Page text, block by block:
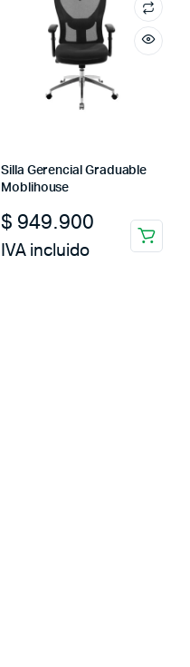
Silla Gerencial Graduable
Moblihouse
$ 949.900
IVA incluido